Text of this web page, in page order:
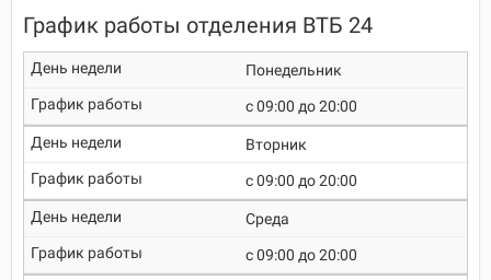
График работы отделения ВТБ 24
Понедельник
c 09:00 до 20:00
Вторник
c 09:00 до 20:00
Среда
c 09:00 до 20:00